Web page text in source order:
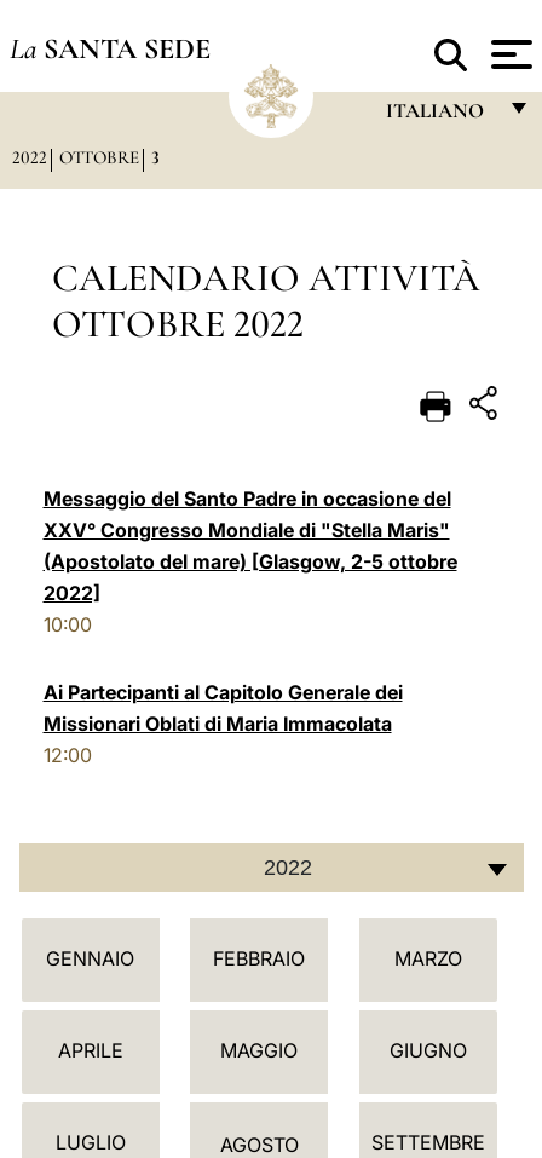
La SANTA SEDE
ITALIANO
DEUTSCH
العربيّة
中文
2022 OTTOBRE 3
CALENDARIO ATTIVITÀ
OTTOBRE 2022
Messaggio del Santo Padre in occasione del
XXV° Congresso Mondiale di "Stella Maris"
(Apostolato del mare) [Glasgow, 2-5 ottobre
2022]
10:00
Ai Partecipanti al Capitolo Generale dei
Missionari Oblati di Maria Immacolata
12:00
2022
C
L
D
GENNAIO FEBBRAIO MARZO
APRILE MAGGIO GIUGNO
LUGLIO AGOSTO SETTEMBRE